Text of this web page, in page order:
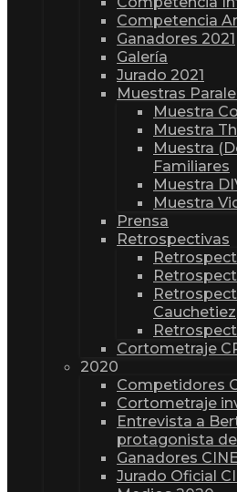
Competencia
Ganadores 2021
Galería
Jurado 2021
Muestras
Muestra
Muestra
Muestra
Familiares
Muestra
Muestra
Prensa
Retrospectivas
Cauchetiez
Cortometraje
2020
Competidores
Cortometraje
Entrevista a
protagonista de
Ganadores
Jurado Oficial